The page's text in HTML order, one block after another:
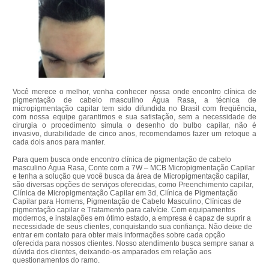
Você merece o melhor, venha conhecer nossa onde encontro clínica de
pigmentação de cabelo masculino Água Rasa, a técnica de
micropigmentação capilar tem sido difundida no Brasil com freqüência,
com nossa equipe garantimos e sua satisfação, sem a necessidade de
cirurgia o procedimento simula o desenho do bulbo capilar, não é
invasivo, durabilidade de cinco anos, recomendamos fazer um retoque a
cada dois anos para manter.
Para quem busca onde encontro clínica de pigmentação de cabelo
masculino Água Rasa, Conte com a 7W – MCB Micropigmentação Capilar
e tenha a solução que você busca da área de Micropigmentação capilar,
são diversas opções de serviços oferecidas, como Preenchimento capilar,
Clínica de Micropigmentação Capilar em 3d, Clínica de Pigmentação
Capilar para Homens, Pigmentação de Cabelo Masculino, Clínicas de
pigmentação capilar e Tratamento para calvície. Com equipamentos
modernos, e instalações em ótimo estado, a empresa é capaz de suprir a
necessidade de seus clientes, conquistando sua confiança. Não deixe de
entrar em contato para obter mais informações sobre cada opção
oferecida para nossos clientes. Nosso atendimento busca sempre sanar a
dúvida dos clientes, deixando-os amparados em relação aos
questionamentos do ramo.